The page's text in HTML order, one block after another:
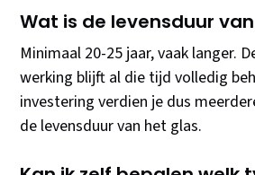
Wat is de levensduur van
Minimaal 20-25 jaar, vaak langer.
werking blijft al die tijd volledig
investering verdien je dus
de levensduur van het glas.